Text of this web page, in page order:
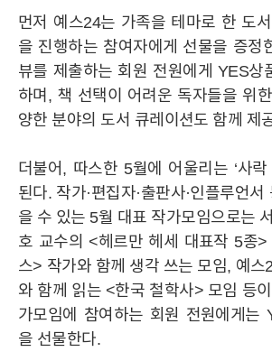
YES24 YES24 HISTORY
BRAND
IR 공시정보
먼저 예스24는 가족을 테마로 한 도
을 진행하는 참여자에게 선물을 증정
뷰를 제출하는 회원 전원에게 YES상
하며, 책 선택이 어려운 독자들을 위
양한 분야의 도서 큐레이션도 함께 제
더불어, 따스한 5월에 어울리는 ‘사락
된다. 작가·편집자·출판사·인플루언
을 수 있는 5월 대표 작가모임으로는
호 교수의 <헤르만 헤세 대표작 5종
스> 작가와 함께 생각 쓰는 모임, 예스
와 함께 읽는 <한국 철학사> 모임 등
가모임에 참여하는 회원 전원에게는
을 선물한다.